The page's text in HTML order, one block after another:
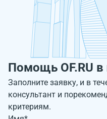
Помощь OF.RU в
Заполните заявку, и в
консультант и
критериям.